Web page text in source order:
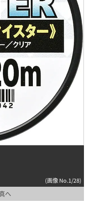
(画像 No.1/28)
へ